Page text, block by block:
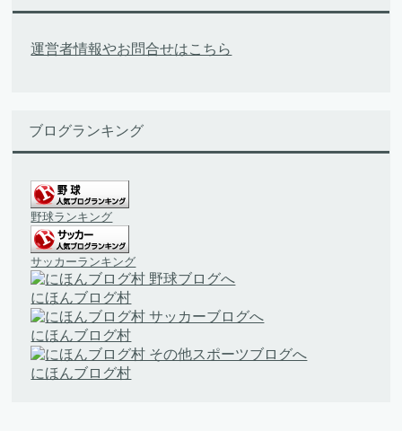
運営者情報やお問合せはこちら
ブログランキング
野球ランキング
サッカーランキング
にほんブログ村
にほんブログ村
にほんブログ村